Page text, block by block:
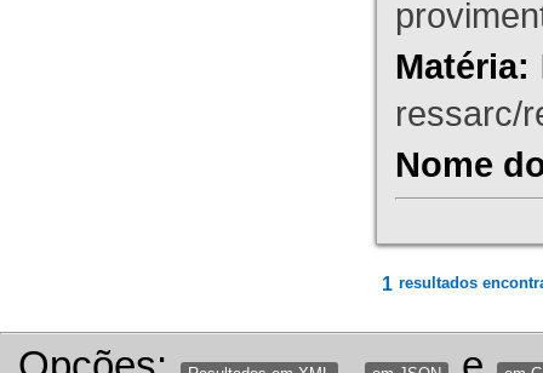
Matéria:
ressarc/
Nome
1 resultados